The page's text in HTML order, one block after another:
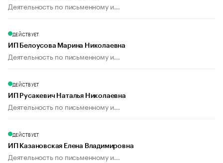
Деятельность по письменному и...
ДЕЙСТВУЕТ
ИП Белоусова Марина Николаевна
Деятельность по письменному и...
ДЕЙСТВУЕТ
ИП Русакевич Наталья Николаевна
Деятельность по письменному и...
ДЕЙСТВУЕТ
ИП Казановская Елена Владимировна
Деятельность по письменному и...